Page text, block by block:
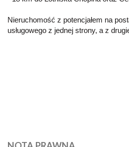
Nieruchomość z potencjałem na
usługowego z jednej strony, a z